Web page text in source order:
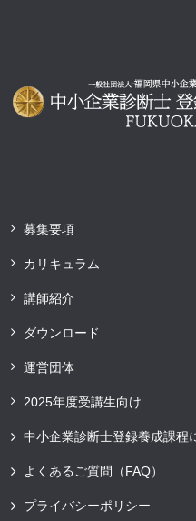
募集要項
カリキュラム
講師紹介
ダウンロード
運営団体
2025年度受講生向け
中小企業診断士登録養成課程
よくあるご質問（FAQ）
プライバシーポリシー